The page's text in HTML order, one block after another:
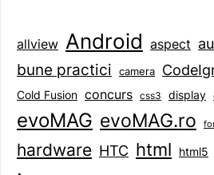
allview Android aspect
bune practici camera
Cold Fusion concurs css3 display
evoMAG evoMAG.ro
hardware HTC html html5